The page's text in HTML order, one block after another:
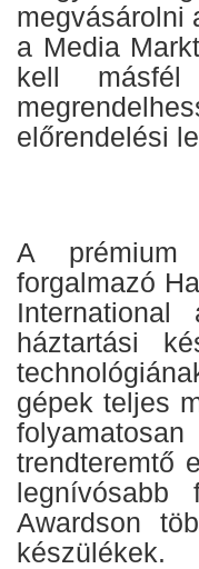
megvásárolni
a Media
kell
előrendelési
A prémium
forgalmazó
International
háztartási
gépek teljes
trendteremtő
legnívósabb
Awardson
készülékek.